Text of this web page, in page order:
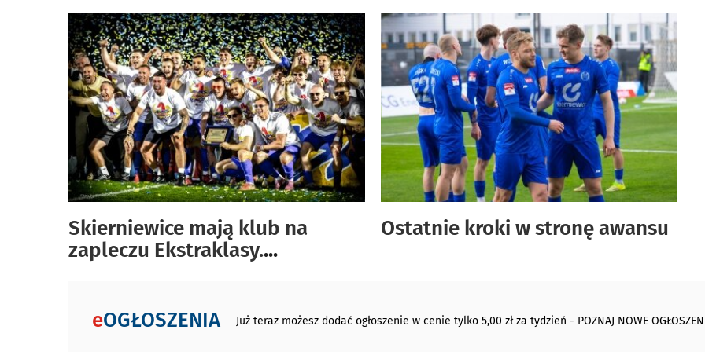
Skierniewice mają klub na
zapleczu Ekstraklasy....
Ostatnie kroki w stronę awansu
eOGŁOSZENIA Już teraz możesz dodać ogłoszenie w cenie tylko 5,00 zł za tydzień - POZNAJ NOWE